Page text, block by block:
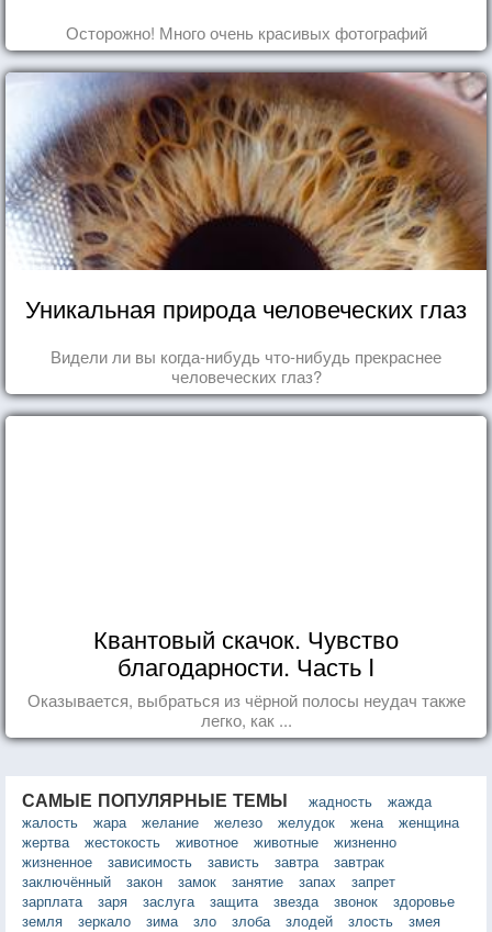
Осторожно! Много очень красивых фотографий
Уникальная природа человеческих глаз
Видели ли вы когда-нибудь что-нибудь прекраснее
человеческих глаз?
Квантовый скачок. Чувство
благодарности. Часть I
Оказывается, выбраться из чёрной полосы неудач также
легко, как ...
САМЫЕ ПОПУЛЯРНЫЕ ТЕМЫ жадность
жажда
жалость
жара желание железо желудок жена
женщина
жертва
жестокость животное животные
жизненно
жизненное
зависимость зависть завтра
завтрак
заключённый
закон замок занятие запах
запрет
зарплата
заря заслуга защита звезда звонок
здоровье
земля
зеркало зима зло злоба злодей злость
змея